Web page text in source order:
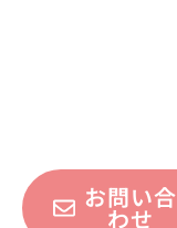
お問い合
わせ